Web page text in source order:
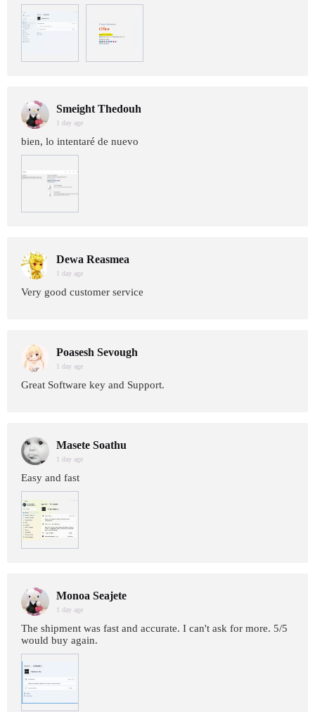
Smeight Thedouh
1 day age
bien, lo intentaré de nuevo
Dewa Reasmea
1 day age
Very good customer service
Poasesh Sevough
1 day age
Great Software key and Support.
Masete Soathu
1 day age
Easy and fast
Monoa Seajete
1 day age
The shipment was fast and accurate. I can't ask for more. 5/5
would buy again.